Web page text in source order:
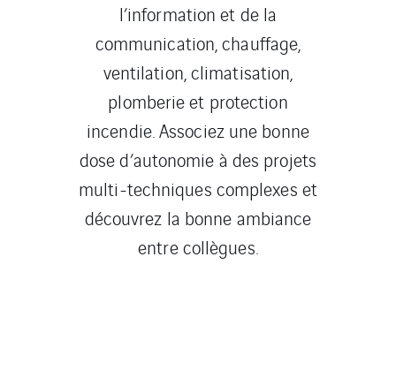
l’information et de la
communication, chauffage,
ventilation, climatisation,
plomberie et protection
incendie. Associez une bonne
dose d’autonomie à des projets
multi-techniques complexes et
découvrez la bonne ambiance
entre collègues.